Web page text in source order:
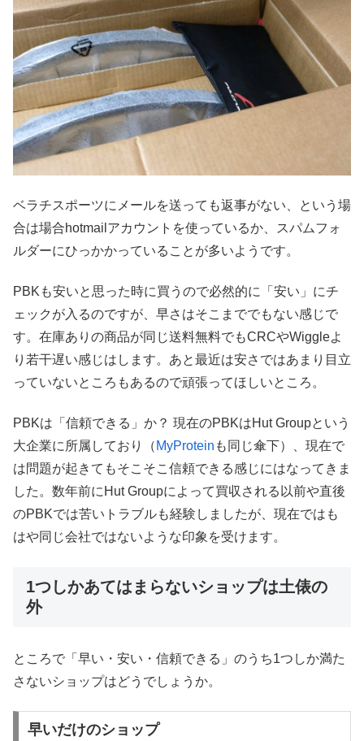
ベラチスポーツにメールを送っても返事がない、という場
合は場合hotmailアカウントを使っているか、スパムフォ
ルダーにひっかかっていることが多いようです。
PBKも安いと思った時に買うので必然的に「安い」にチ
ェックが入るのですが、早さはそこまででもない感じで
す。在庫ありの商品が同じ送料無料でもCRCやWiggleよ
り若干遅い感じはします。あと最近は安さではあまり目立
っていないところもあるので頑張ってほしいところ。
PBKは「信頼できる」か？ 現在のPBKはHut Groupという
大企業に所属しており（ MyProtein も同じ傘下）、現在で
は問題が起きてもそこそこ信頼できる感じにはなってきま
した。数年前にHut Groupによって買収される以前や直後
のPBKでは苦いトラブルも経験しましたが、現在ではも
はや同じ会社ではないような印象を受けます。
1つしかあてはまらないショップは土俵の
外
ところで「早い・安い・信頼できる」のうち1つしか満た
さないショップはどうでしょうか。
早いだけのショップ